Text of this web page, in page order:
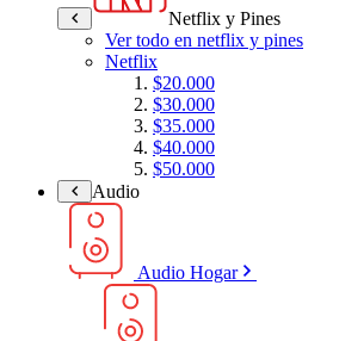
Netflix y Pines
Ver todo en netflix y pines
Netflix
$20.000
$30.000
$35.000
$40.000
$50.000
Audio
Audio Hogar